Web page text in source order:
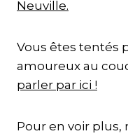
Neuville.
Vous êtes tentés
amoureux au
parler par ici !
Pour en voir